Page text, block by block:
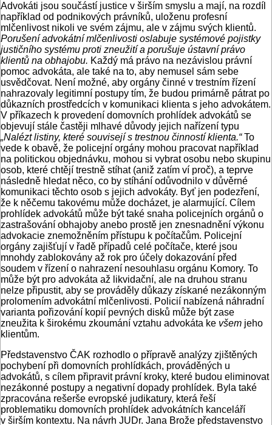
Advokáti jsou součástí justice v širším smyslu a mají, na rozdíl
například od podnikových právníků, uloženu profesní
mlčenlivost nikoli ve svém zájmu, ale v zájmu svých klientů.
Porušení advokátní mlčenlivosti oslabuje systémové pojistky
justičního systému proti zneužití a porušuje ústavní právo
klientů na obhajobu. Každý má právo na nezávislou právní
pomoc advokáta, ale také na to, aby nemusel sám sebe
usvědčovat. Není možné, aby orgány činné v trestním řízení
nahrazovaly legitimní postupy tím, že budou primárně pátrat po
důkazních prostředcích v komunikaci klienta s jeho advokátem.
V příkazech k provedení domovních prohlídek advokátů se
objevují stále častěji mlhavé důvody jejich nařízení typu
„Nalézt listiny, které souvisejí s trestnou činností klienta.“To
vede k obavě, že policejní orgány mohou pracovat například
na politickou objednávku, mohou si vybrat osobu nebo skupinu
osob, které chtějí trestně stíhat (aniž zatím ví proč), a teprve
následně hledat něco, co by stíhání odůvodnilo v důvěrné
komunikaci těchto osob s jejich advokáty. Byť jen podezření,
že k něčemu takovému může docházet, je alarmující. Cílem
prohlídek advokátů může být také snaha policejních orgánů o
zastrašování obhajoby anebo prostě jen znesnadnění výkonu
advokacie znemožněním přístupu k počítačům. Policejní
orgány zajišťují v řadě případů celé počítače, které jsou
mnohdy zablokovány až rok pro účely dokazování před
soudem v řízení o nahrazení nesouhlasu orgánu Komory. To
může být pro advokáta až likvidační, ale na druhou stranu
nelze připustit, aby se prováděly důkazy získané nezákonným
prolomením advokátní mlčenlivosti. Policií nabízená náhradní
varianta pořizování kopií pevných disků může být zase
zneužita k širokému zkoumání vztahu advokáta ke všem jeho
klientům.
Představenstvo ČAK rozhodlo o přípravě analýzy zjištěných
pochybení při domovních prohlídkách, prováděných u
advokátů, s cílem připravit právní kroky, které budou eliminovat
nezákonné postupy a negativní dopady prohlídek. Byla také
zpracována rešerše evropské judikatury, která řeší
problematiku domovních prohlídek advokátních kanceláří
v širším kontextu. Na návrh JUDr. Jana Brože představenstvo